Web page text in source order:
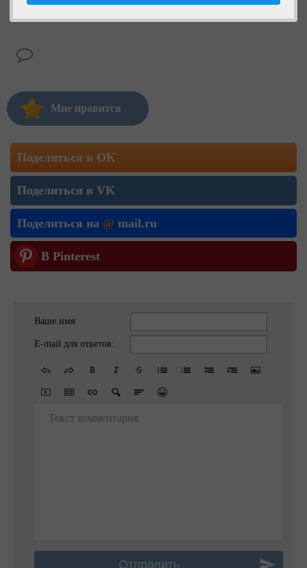
Мне нравится
Поделиться в ОК
Поделиться в VK
Поделиться на @ mail.ru
В Pinterest
Ваше имя:
E-mail для ответов:
Текст комментария